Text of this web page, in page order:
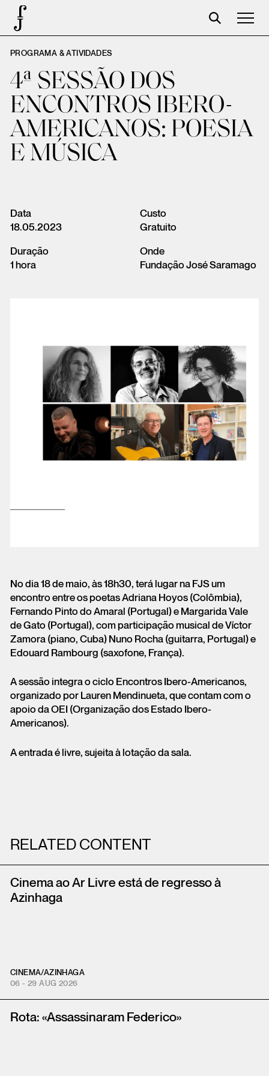
Foundation
Events
The foundation
Partners
Centenary
Cart
Login
PROGRAMA & ATIVIDADES
4ª SESSÃO DOS
ENCONTROS IBERO-
AMERICANOS: POESIA
E MÚSICA
Data
18.05.2023
Duração
1 hora
Custo
Gratuito
Onde
Fundação José Saramago
No dia 18 de maio, às 18h30, terá lugar na FJS um
encontro entre os poetas Adriana Hoyos (Colômbia),
Fernando Pinto do Amaral (Portugal) e Margarida Vale
de Gato (Portugal), com participação musical de Víctor
Zamora (piano, Cuba) Nuno Rocha (guitarra, Portugal) e
Edouard Rambourg (saxofone, França).
A sessão integra o ciclo Encontros Ibero-Americanos,
organizado por Lauren Mendinueta, que contam com o
apoio da OEI (Organização dos Estado Ibero-
Americanos).
A entrada é livre, sujeita à lotação da sala.
RELATED CONTENT
Cinema ao Ar Livre está de regresso à
Azinhaga
CINEMA/AZINHAGA
06 - 29 AUG 2026
Rota: «Assassinaram Federico»